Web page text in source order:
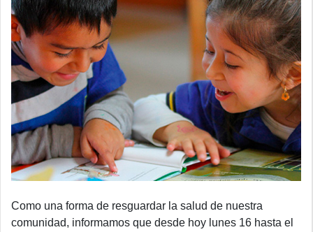
Como una forma de resguardar la salud de nuestra
comunidad, informamos que desde hoy lunes 16 hasta el